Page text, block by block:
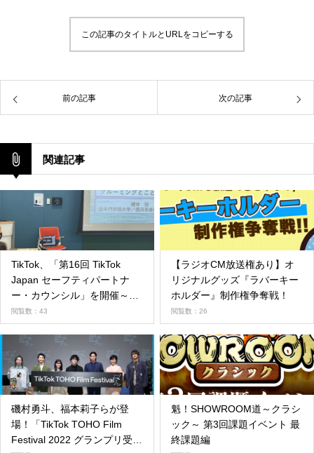
この記事のタイトルとURLをコピーする
前の記事 次の記事
関連記事
TikTok、「第16回 TikTok
Japan セーフティパートナ
ー・カウンシル」を開催～
「性犯罪に関する刑法改正
と、プラットフォームの役
割」
閲覧数：43
【ラジオCM放送権あり】オ
リジナルグッズ『ラバーキー
ホルダー』制作権争奪戦！
閲覧数：26
磯村勇斗、福本莉子らが登
場！「TikTok TOHO Film
Festival 2022 グランプリ受賞
魁！SHOWROOM道～クラシ
ック～ 第3回課題イベント 最
終課題編